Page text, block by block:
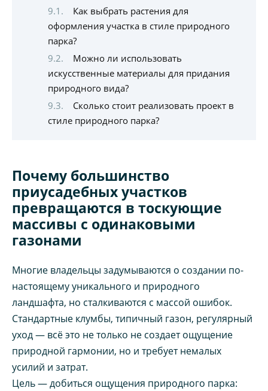
Как выбрать растения для
оформления участка в стиле природного
парка?
Можно ли использовать
искусственные материалы для придания
природного вида?
Сколько стоит реализовать проект в
стиле природного парка?
Почему большинство
приусадебных участков
превращаются в тоскующие
массивы с одинаковыми
газонами
Многие владельцы задумываются о создании по-
настоящему уникального и природного
ландшафта, но сталкиваются с массой ошибок.
Стандартные клумбы, типичный газон, регулярный
уход — всё это не только не создает ощущение
природной гармонии, но и требует немалых
усилий и затрат.
Цель — добиться ощущения природного парка: